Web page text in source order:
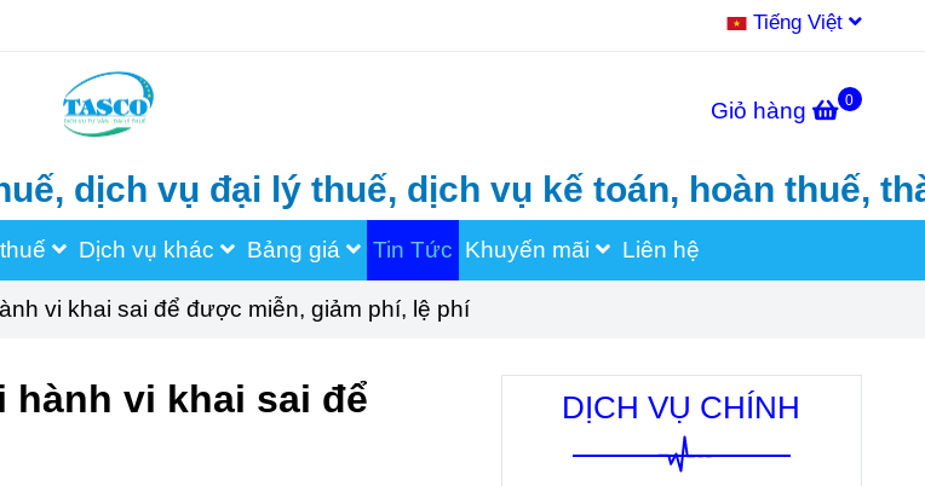
Tiếng Việt
Giỏ hàng 0
đại lý thuế, dịch vụ kế toán, hoàn thuế, thành lập
Dịch vụ khác Bảng giá Tin Tức Khuyến mãi Liên hệ
vi khai sai để được miễn, giảm phí, lệ phí
hành vi khai sai để
DỊCH VỤ CHÍNH